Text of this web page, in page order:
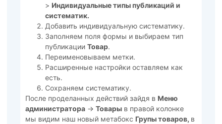
> Индивидуальные типы публикаций и
систематик.
Добавить индивидуальную систематику.
Заполняем поля формы и выбираем тип
публикации Товар.
Переименовываем метки.
Расширенные настройки оставляем как
есть.
Сохраняем систематику.
После проделанных действий зайдя в Меню
администратора-> Товарыв правой колонке
мы видим наш новый метабокс Групы товаров, в